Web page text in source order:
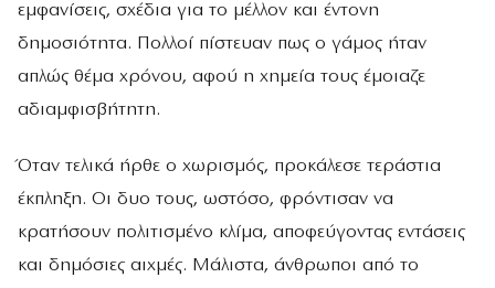
εμφανίσεις, σχέδια για το μέλλον και έντονη
δημοσιότητα. Πολλοί πίστευαν πως ο γάμος ήταν
απλώς θέμα χρόνου, αφού η χημεία τους έμοιαζε
αδιαμφισβήτητη.
Όταν τελικά ήρθε ο χωρισμός, προκάλεσε τεράστια
έκπληξη. Οι δυο τους, ωστόσο, φρόντισαν να
κρατήσουν πολιτισμένο κλίμα, αποφεύγοντας εντάσεις
και δημόσιες αιχμές. Μάλιστα, άνθρωποι από το